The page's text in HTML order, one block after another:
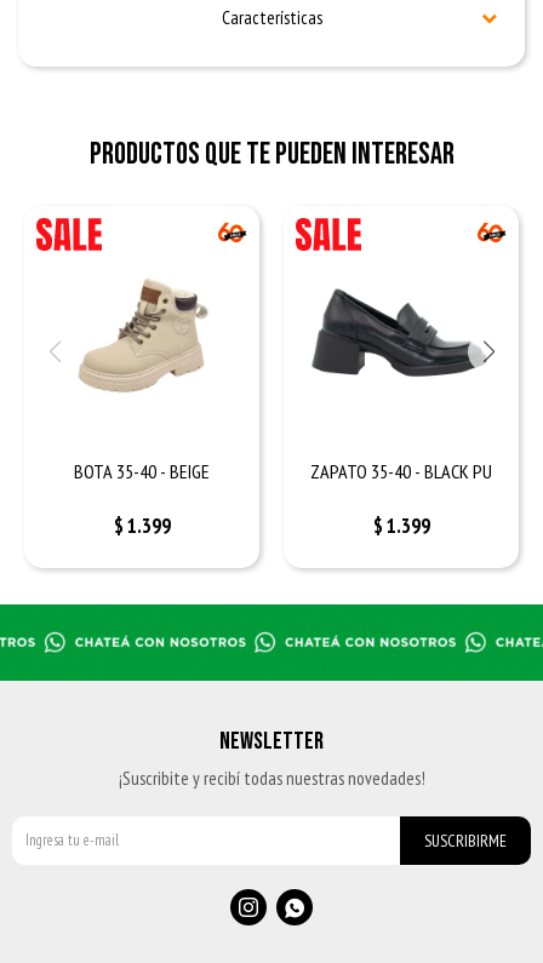
Características
Productos que te pueden interesar
BOTA 35-40 - BEIGE
$1.399
ZAPATO 35-40 - BLACK PU
$1.399
NEWSLETTER
¡Suscribite y recibí todas nuestras novedades!
SUSCRIBIRME
 